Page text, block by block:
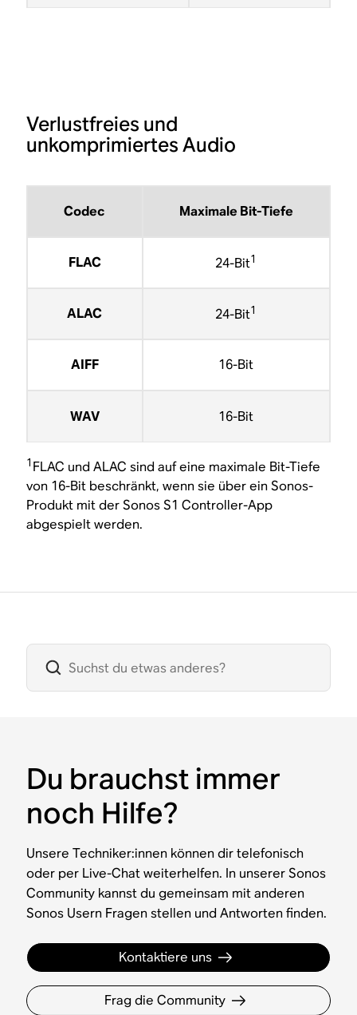
Verlustfreies und
unkomprimiertes Audio
Codec Maximale Bit-Tiefe
FLAC 24-Bit1
ALAC 24-Bit1
AIFF 16-Bit
WAV 16-Bit
1 FLAC und ALAC sind auf eine maximale Bit-Tiefe
von 16-Bit beschränkt, wenn sie über ein Sonos-
Produkt mit der Sonos S1 Controller-App
abgespielt werden.
Du brauchst immer
noch Hilfe?
Unsere Techniker:innen können dir telefonisch
oder per Live-Chat weiterhelfen. In unserer Sonos
Community kannst du gemeinsam mit anderen
Sonos Usern Fragen stellen und Antworten finden.
Kontaktiere uns
Frag die Community